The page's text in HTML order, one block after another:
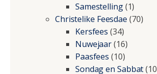
Samestelling(1)
Christelike Feesdae (70)
Kersfees (34)
Nuwejaar(16)
Paasfees (10)
Sondag en Sabbat